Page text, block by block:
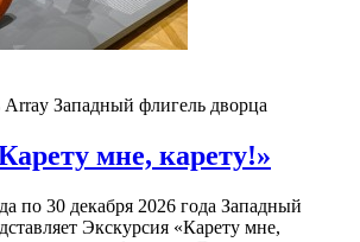
Array Западный флигель дворца
мне, карету!»
по 30 декабря 2026 года Западный
Экскурсия «Карету мне,